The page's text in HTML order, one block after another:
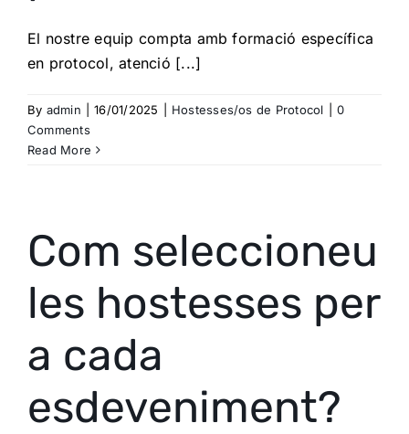
El nostre equip compta amb formació específica
en protocol, atenció [...]
By admin 16/01/2025 Hostesses/os de Protocol
0
Comments
Read More
Com seleccioneu
les hostesses per
a cada
esdeveniment?